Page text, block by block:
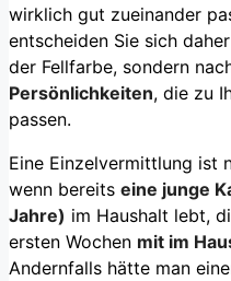
wirklich gut zueinander
entscheiden Sie sich
der Fellfarbe, sondern
Persönlichkeiten, die zu
passen.
Eine Einzelvermittlung ist
wenn bereits eine junge
Jahre) im Haushalt lebt,
ersten Wochen mit im
Andernfalls hätte man